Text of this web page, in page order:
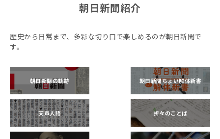
朝日新聞紹介
歴史から日常まで、多彩な切り口で楽しめるのが朝日新聞で
す。
朝日新聞の軌跡 朝日新聞ちょい解体新書
天声人語 折々のことば